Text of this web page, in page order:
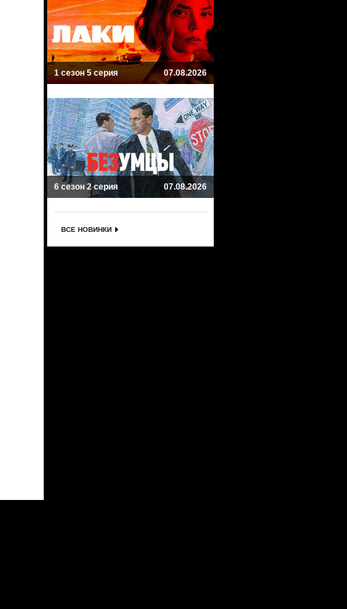
1 сезон 5 серия 07.08.2026
6 сезон 2 серия 07.08.2026
ВСЕ НОВИНКИ